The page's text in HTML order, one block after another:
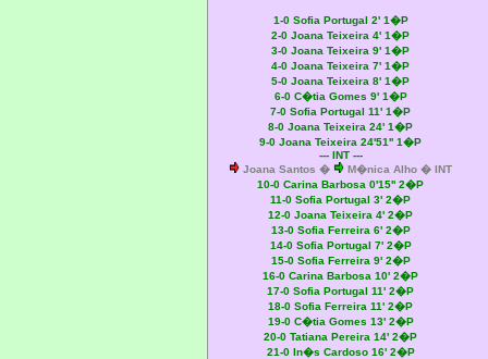
1-0 Sofia Portugal 2' 1�P
2-0 Joana Teixeira 4' 1�P
3-0 Joana Teixeira 9' 1�P
4-0 Joana Teixeira 7' 1�P
5-0 Joana Teixeira 8' 1�P
6-0 C�tia Gomes 9' 1�P
7-0 Sofia Portugal 11' 1�P
8-0 Joana Teixeira 24' 1�P
9-0 Joana Teixeira 24'51'' 1�P
--- INT ---
Joana Santos �
M�nica Alho � INT
10-0 Carina Barbosa 0'15'' 2�P
11-0 Sofia Portugal 3' 2�P
12-0 Joana Teixeira 4' 2�P
13-0 Sofia Ferreira 6' 2�P
14-0 Sofia Portugal 7' 2�P
15-0 Sofia Ferreira 9' 2�P
16-0 Carina Barbosa 10' 2�P
17-0 Sofia Portugal 11' 2�P
18-0 Sofia Ferreira 11' 2�P
19-0 C�tia Gomes 13' 2�P
20-0 Tatiana Pereira 14' 2�P
21-0 In�s Cardoso 16' 2�P